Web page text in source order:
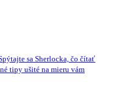
sa Sherlocka, čo čítať
tipy ušité na mieru vám